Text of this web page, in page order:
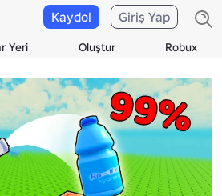
Yeri Oluştur Robux
Kaydol Giriş Yap